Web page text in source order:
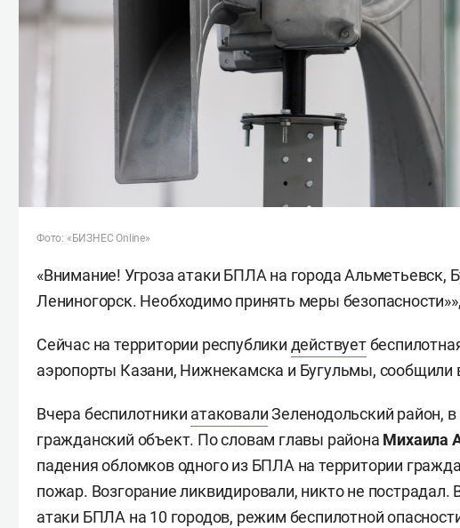
Фото: «БИЗНЕС Online»
«Внимание! Угроза атаки БПЛА на города Альметьевск,
Лениногорск. Необходимо принять меры
Сейчас на территории республики действует
аэропорты Казани, Нижнекамска и Бугульмы, сообщили
Вчера беспилотники атаковалиЗеленодольский район, в
гражданский объект. По словам главы района Михаила
падения обломков одного из БПЛА на территории
пожар. Возгорание ликвидировали, никто не пострадал.
атаки БПЛА на 10 городов, режим беспилотной